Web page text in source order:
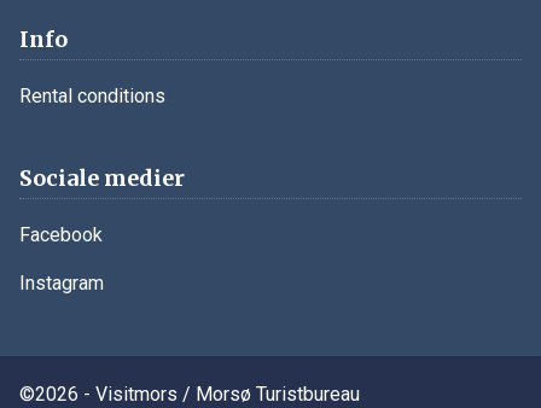
Info
Rental conditions
Sociale medier
Facebook
Instagram
©2026 - Visitmors / Morsø Turistbureau